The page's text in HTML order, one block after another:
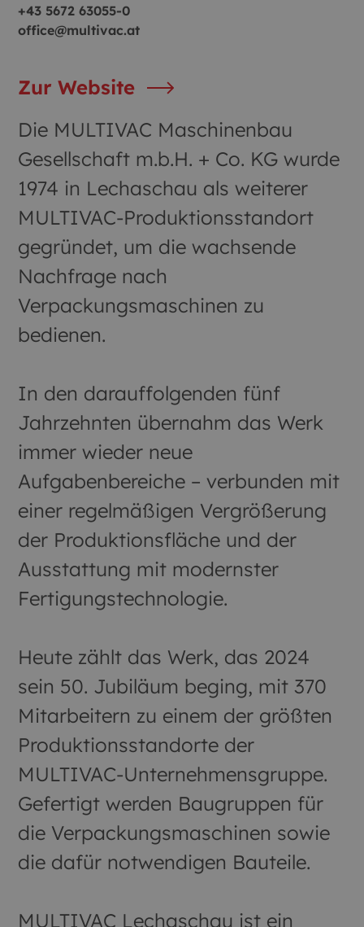
+43 5672 63055-0
office@multivac.at
Zur Website
Die MULTIVAC Maschinenbau
Gesellschaft m.b.H. + Co. KG wurde
1974 in Lechaschau als weiterer
MULTIVAC-Produktionsstandort
gegründet, um die wachsende
Nachfrage nach
Verpackungsmaschinen zu
bedienen.
In den darauffolgenden fünf
Jahrzehnten übernahm das Werk
immer wieder neue
Aufgabenbereiche – verbunden mit
einer regelmäßigen Vergrößerung
der Produktionsfläche und der
Ausstattung mit modernster
Fertigungstechnologie.
Heute zählt das Werk, das 2024
sein 50. Jubiläum beging, mit 370
Mitarbeitern zu einem der größten
Produktionsstandorte der
MULTIVAC-Unternehmensgruppe.
Gefertigt werden Baugruppen für
die Verpackungsmaschinen sowie
die dafür notwendigen Bauteile.
MULTIVAC Lechaschau ist ein